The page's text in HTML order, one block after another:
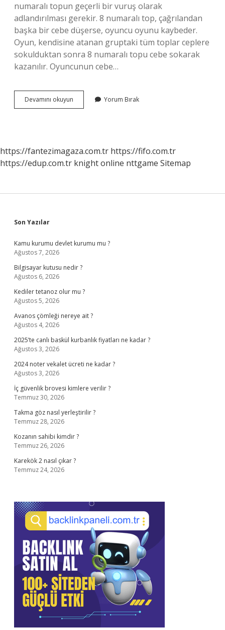
numaralı topun geçerli bir vuruş olarak
adlandırılması gerekir. 8 numaralı top, çağrılandan
başka bir cebe düşerse, oyuncu oyunu kaybeder.
Oyun, kendisine atanan gruptaki tüm toplar ceplere
sokulduktan sonra 8 numaralı topu cebe sokarak
kazanılır. Oyuncunun cebe…
Devamını okuyun
8
Yorum Bırak
https://fantezimagaza.com.tr https://fifo.com.tr
https://edup.com.tr knight online nttgame Sitemap
Sidebar
Son Yazılar
Kamu kurumu devlet kurumu mu ?
Ağustos 7, 2026
Bilgisayar kutusu nedir ?
Ağustos 6, 2026
Kediler tetanoz olur mu ?
Ağustos 5, 2026
Avanos çömleği nereye ait ?
Ağustos 4, 2026
2025’te canlı baskül kurbanlık fiyatları ne kadar ?
Ağustos 3, 2026
2024 noter vekalet ücreti ne kadar ?
Ağustos 3, 2026
İç güvenlik brovesi kimlere verilir ?
Temmuz 30, 2026
Takma göz nasıl yerleştirilir ?
Temmuz 28, 2026
Kozanın sahibi kimdir ?
Temmuz 26, 2026
Karekök 2 nasıl çıkar ?
Temmuz 24, 2026